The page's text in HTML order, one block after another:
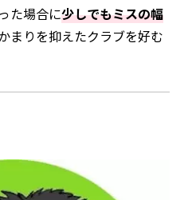
た場合に少しでもミスの幅
まりを抑えたクラブを好む